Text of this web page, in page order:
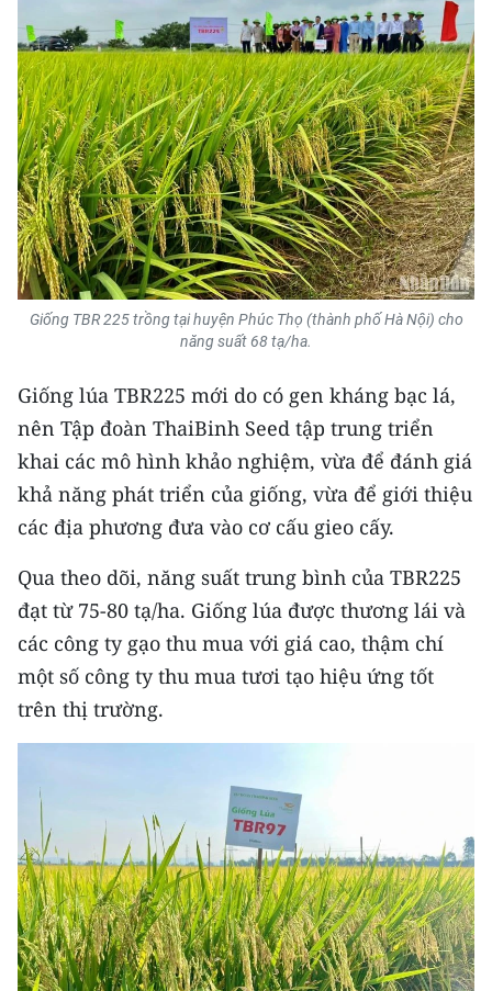
Media Pháp luật
Media Du lịch
Media Thế giới
Media Thể thao
Media Giáo dục
Media Y tế
Media Khoa học - Công nghệ
Ảnh
Infographic
TIN MỚI
TIN ĐỊA PHƯƠNG
Trung du và miền núi phía Bắc
Đồng bằng sông Hồng
Bắc Trung Bộ
Duyên hải Nam Trung Bộ và Tây
Nguyên
Đông Nam Bộ
Đồng bằng sông Cửu Long
Chuyên trang Hà Nội
Giống TBR 225 trồng tại huyện Phúc Thọ (thành phố Hà Nội) cho
năng suất 68 tạ/ha.
Giống lúa TBR225 mới do có gen kháng bạc lá,
nên Tập đoàn ThaiBinh Seed tập trung triển
khai các mô hình khảo nghiệm, vừa để đánh giá
khả năng phát triển của giống, vừa để giới thiệu
các địa phương đưa vào cơ cấu gieo cấy.
Qua theo dõi, năng suất trung bình của TBR225
đạt từ 75-80 tạ/ha. Giống lúa được thương lái và
các công ty gạo thu mua với giá cao, thậm chí
một số công ty thu mua tươi tạo hiệu ứng tốt
trên thị trường.